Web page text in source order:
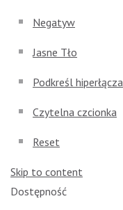
Negatyw
Jasne Tło
Podkreśl hiperłącza
Czytelna czcionka
Reset
Skip to content
Open toolbar
Dostępność